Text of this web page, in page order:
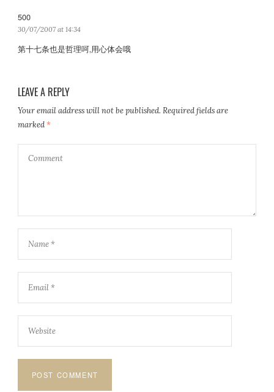
500
a
30/07/2007 at 14:34
第十七条也是哲理呵,用心体会哦
LEAVE A REPLY
Your email address will not be published. Required fields are
marked*